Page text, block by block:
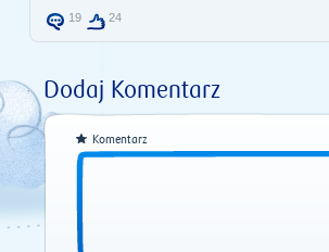
19 24
Dodaj Komentarz
Komentarz